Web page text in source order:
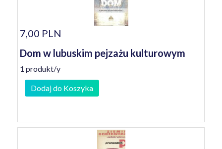
7,00 PLN
Dom w lubuskim pejzażu kulturowym
1 produkt/y
Dodaj do Koszyka